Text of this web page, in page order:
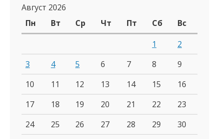
Август 2026
Пн
Вт Ср Чт Пт Сб
Вс
1
2
3
4 5 6 7 8
9
10
11 12 13 14 15
16
17
18 19 20 21 22
23
24
25 26 27 28 29 30